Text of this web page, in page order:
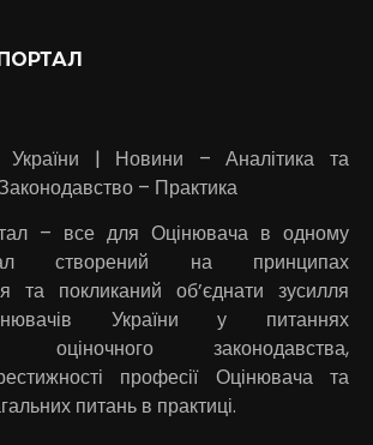
України | Новини – Аналітика та
– Практика
– все для Оцінювача в одному
створений на принципах
та покликаний об’єднати зусилля
України у питаннях
оціночного законодавства,
професії Оцінювача та
питань в практиці.